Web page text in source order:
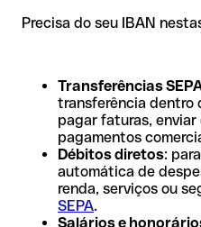
Precisa do seu IBAN
Transferências
transferência dentro
pagar faturas,
pagamentos
Débitos diretos:
automática de
renda, serviços ou
SEPA.
Salários e